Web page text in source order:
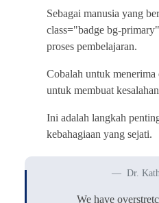
Sebagai manusia yang
class="badge bg-
proses pembelajaran.
Cobalah untuk
untuk membuat
Ini adalah langkah
kebahagiaan yang sejati.
Dr.
We have